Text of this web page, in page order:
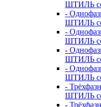
ШТИЛЬ
-
ШТИЛЬ
-
ШТИЛЬ
-
ШТИЛЬ
-
ШТИЛЬ
-
ШТИЛЬ
-